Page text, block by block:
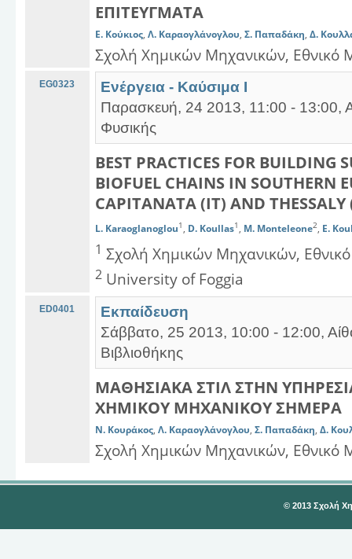
ΕΠΙΤΕΥΓΜΑΤΑ
Ε. Κούκιος, Λ. Καραογλάνογλου, Σ. Παπαδάκη, Δ.
Σχολή Χημικών Μηχανικών, Εθνικό
EG0323
Ενέργεια - Καύσιμα Ι
Παρασκευή, 24 2013, 11:00 - 13:00,
Φυσικής
BEST PRACTICES FOR BUILDING
BIOFUEL CHAINS IN SOUTHERN
CAPITANATA (IT) AND THESSALY
L. Karaoglanoglou1 , D. Koullas1 , M. Monteleone2, E.
1 Σχολή Χημικών Μηχανικών,
2 University of Foggia
ED0401
Εκπαίδευση
Σάββατο, 25 2013, 10:00 - 12:00,
Βιβλιοθήκης
ΜΑΘΗΣΙΑΚΑ ΣΤΙΛ ΣΤΗΝ
ΧΗΜΙΚΟΥ ΜΗΧΑΝΙΚΟΥ ΣΗΜΕΡΑ
Ν. Κουράκος, Λ. Καραογλάνογλου, Σ. Παπαδάκη, Δ.
Σχολή Χημικών Μηχανικών, Εθνικό
© 2013 Σχολή